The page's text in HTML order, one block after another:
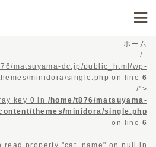
ホーム
matsuyama-dc.jp/public_html/wp-
minidora/single.php on line 6
/">
key 0 in /home/t876/matsuyama-
themes/minidora/single.php
on line 6
read property "cat_name" on null in